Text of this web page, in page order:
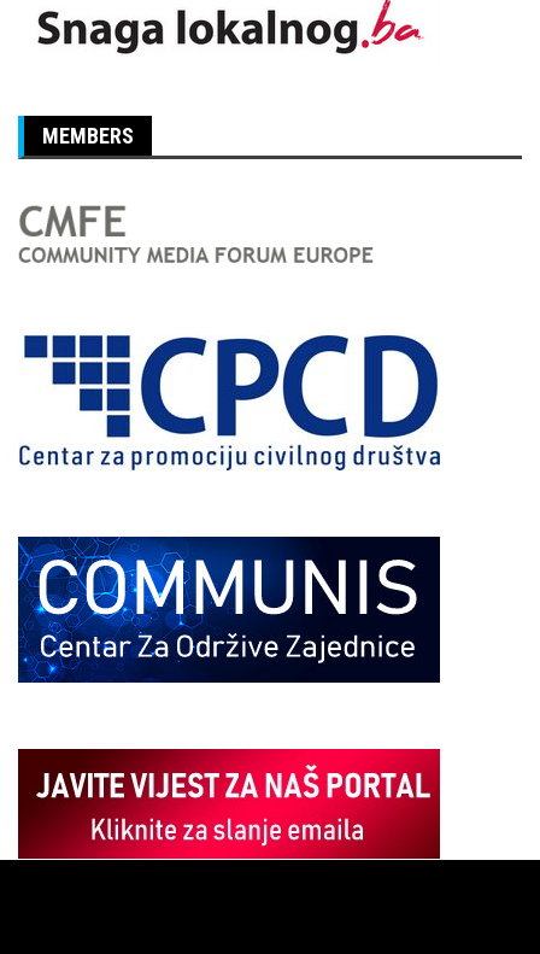
MEMBERS